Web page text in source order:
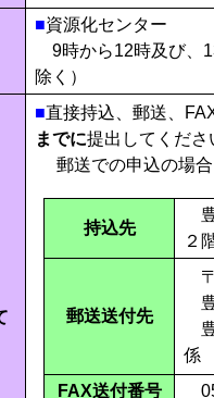
■資源化センター
9時から12時及び、
除く）
■直接持込、郵送、
までに提出してくださ
郵送での申込の場合
持込先
２
郵送送付先
〒
豊
係
FAX送付番号